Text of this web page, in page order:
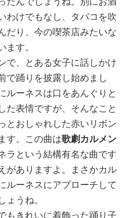
わけでもなし、タバコを吹
だり、今の喫茶店みたいな
ます。
で、とある女子に話しかけ
で踊りを披露し始めまし
ルーネスは口をあんぐりと
た表情ですが、そんなこと
とおしゃれした赤いリボン
す。この曲は歌劇カルメン
ラという結構有名な曲です
がありますよ。まさかカル
ルーネスにアプローチして
ょうね。
もきれいに着飾った踊り子